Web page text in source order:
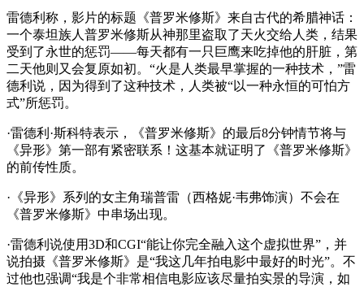
雷德利称，影片的标题《普罗米修斯》来自古代的希腊神话：
一个泰坦族人普罗米修斯从神那里盗取了天火交给人类，结果
受到了永世的惩罚——每天都有一只巨鹰来吃掉他的肝脏，第
二天他则又会复原如初。“火是人类最早掌握的一种技术，”雷
德利说，因为得到了这种技术，人类被“以一种永恒的可怕方
式”所惩罚。
·雷德利·斯科特表示，《普罗米修斯》的最后8分钟情节将与
《异形》第一部有紧密联系！这基本就证明了《普罗米修斯》
的前传性质。
·《异形》系列的女主角瑞普雷（西格妮·韦弗饰演）不会在
《普罗米修斯》中串场出现。
·雷德利说使用3D和CGI“能让你完全融入这个虚拟世界”，并
说拍摄《普罗米修斯》是“我这几年拍电影中最好的时光”。不
过他也强调“我是个非常相信电影应该尽量拍实景的导演，如